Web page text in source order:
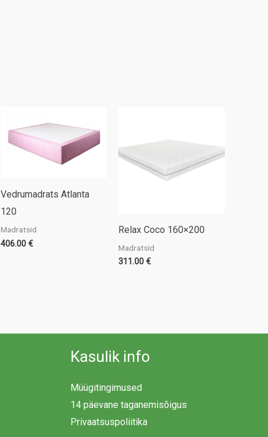
Vedrumadrats Atlanta
120
Madratsid
406.00 €
Relax Coco 160×200
Madratsid
311.00€
Kasulik info
Müügitingimused
14 päevane taganemisõigus
Privaatsuspoliitika